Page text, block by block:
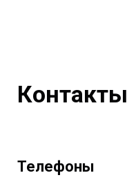
Контакты
Телефоны